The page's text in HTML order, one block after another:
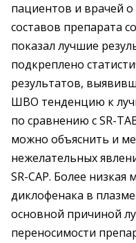
пациентов и врачей
составов препарата
показал лучшие
подкреплено
результатов,
ШВО тенденцию к
по сравнению с SR-
можно объяснить и
нежелательных
SR-CAP. Более
диклофенака в плазме
основной причиной
переносимости